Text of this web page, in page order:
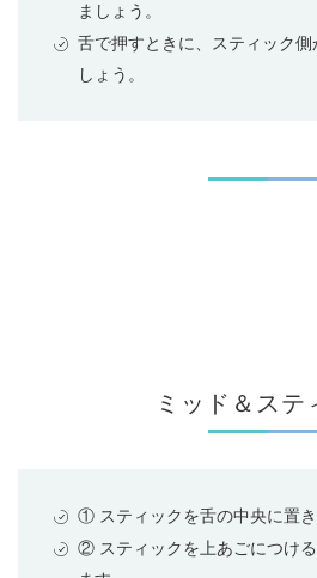
ましょう。
舌で押すときに、スティック側
しょう。
ミッド＆ステ
① スティックを舌の中央に置き
② スティックを上あごにつけ